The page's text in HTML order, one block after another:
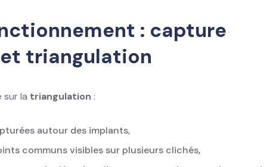
: capture
triangulation
sur la triangulation :
autour des implants,
communs visibles sur plusieurs clichés,